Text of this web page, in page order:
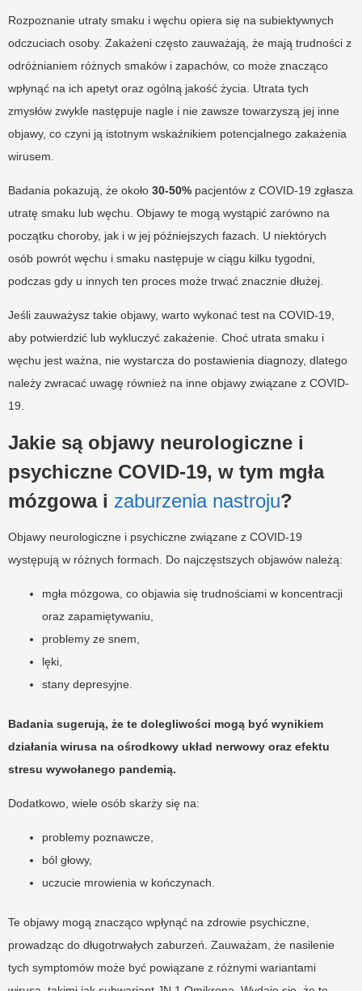
Rozpoznanie utraty smaku i węchu opiera się na subiektywnych
odczuciach osoby. Zakażeni często zauważają, że mają trudności z
odróżnianiem różnych smaków i zapachów, co może znacząco
wpłynąć na ich apetyt oraz ogólną jakość życia. Utrata tych
zmysłów zwykle następuje nagle i nie zawsze towarzyszą jej inne
objawy, co czyni ją istotnym wskaźnikiem potencjalnego zakażenia
wirusem.
Badania pokazują, że około 30-50% pacjentów z COVID-19 zgłasza
utratę smaku lub węchu. Objawy te mogą wystąpić zarówno na
początku choroby, jak i w jej późniejszych fazach. U niektórych
osób powrót węchu i smaku następuje w ciągu kilku tygodni,
podczas gdy u innych ten proces może trwać znacznie dłużej.
Jeśli zauważysz takie objawy, warto wykonać test na COVID-19,
aby potwierdzić lub wykluczyć zakażenie. Choć utrata smaku i
węchu jest ważna, nie wystarcza do postawienia diagnozy, dlatego
należy zwracać uwagę również na inne objawy związane z COVID-
19.
Jakie są objawy neurologiczne i
psychiczne COVID-19, w tym mgła
mózgowa i zaburzenia nastroju?
Objawy neurologiczne i psychiczne związane z COVID-19
występują w różnych formach. Do najczęstszych objawów należą:
mgła mózgowa, co objawia się trudnościami w koncentracji
oraz zapamiętywaniu,
problemy ze snem,
lęki,
stany depresyjne.
Badania sugerują, że te dolegliwości mogą być wynikiem
działania wirusa na ośrodkowy układ nerwowy oraz efektu
stresu wywołanego pandemią.
Dodatkowo, wiele osób skarży się na:
problemy poznawcze,
ból głowy,
uczucie mrowienia w kończynach.
Te objawy mogą znacząco wpłynąć na zdrowie psychiczne,
prowadząc do długotrwałych zaburzeń. Zauważam, że nasilenie
tych symptomów może być powiązane z różnymi wariantami